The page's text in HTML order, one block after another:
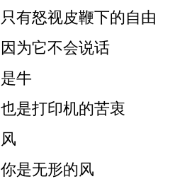
只有怒视皮鞭下的自由
因为它不会说话
是牛
也是打印机的苦衷
风
你是无形的风